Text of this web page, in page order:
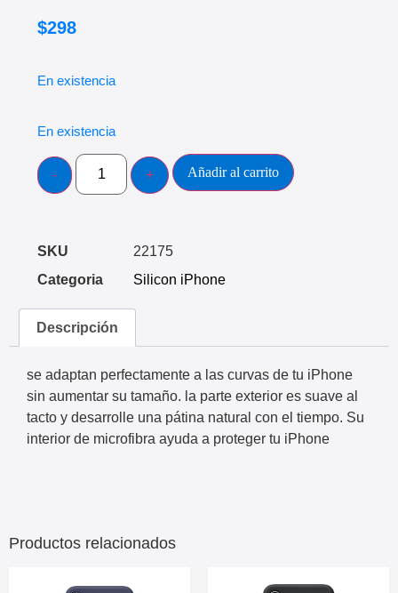
$298
En existencia
En existencia
Añadir al carrito
SKU
22175
Categoria
Silicon iPhone
Descripción
se adaptan perfectamente a las curvas de tu iPhone
sin aumentar su tamaño. la parte exterior es suave al
tacto y desarrolle una pátina natural con el tiempo. Su
interior de microfibra ayuda a proteger tu iPhone
Productos relacionados